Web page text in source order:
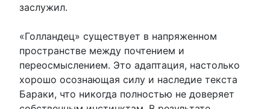
заслужил.
«Голландец» существует в напряженном
пространстве между почтением и
переосмыслением. Это адаптация, настолько
хорошо осознающая силу и наследие текста
Бараки, что никогда полностью не доверяет